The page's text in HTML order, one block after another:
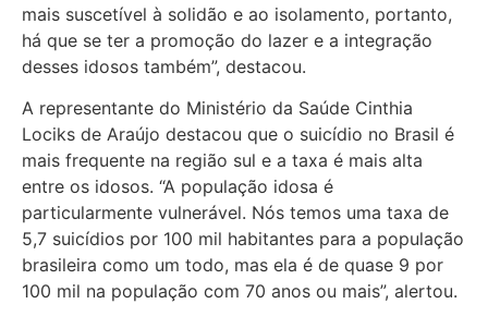
mais suscetível à solidão e ao isolamento, portanto,
há que se ter a promoção do lazer e a integração
desses idosos também”, destacou.
A representante do Ministério da Saúde Cinthia
Lociks de Araújo destacou que o suicídio no Brasil é
mais frequente na região sul e a taxa é mais alta
entre os idosos. “A população idosa é
particularmente vulnerável. Nós temos uma taxa de
5,7 suicídios por 100 mil habitantes para a população
brasileira como um todo, mas ela é de quase 9 por
100 mil na população com 70 anos ou mais”, alertou.